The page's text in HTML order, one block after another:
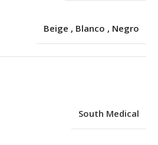
Beige , Blanco , Negro
South Medical